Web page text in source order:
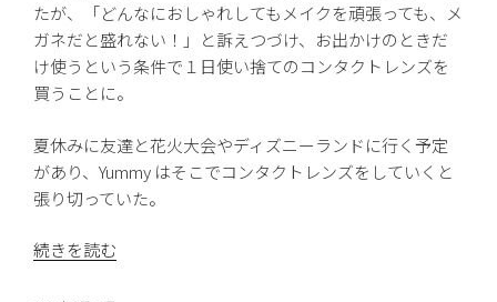
たが、「どんなにおしゃれしてもメイクを頑張っても、メ
ガネだと盛れない！」と訴えつづけ、お出かけのときだ
け使うという条件で１日使い捨てのコンタクトレンズを
買うことに。
夏休みに友達と花火大会やディズニーランドに行く予定
があり、Yummy はそこでコンタクトレンズをしていくと
張り切っていた。
“Yummy、
続きを読む